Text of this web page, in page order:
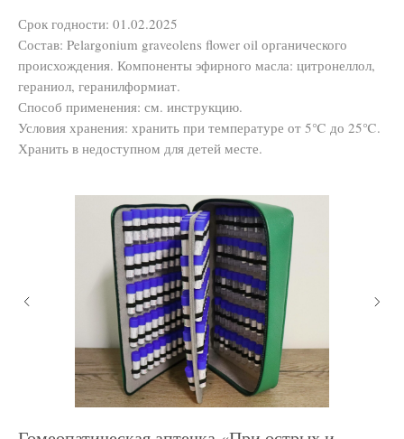
Срок годности: 01.02.2025
Состав: Pelargonium graveolens flower oil органического
происхождения. Компоненты эфирного масла: цитронеллол,
гераниол, геранилформиат.
Способ применения: см. инструкцию.
Условия хранения: хранить при температуре от 5℃ до 25℃.
Хранить в недоступном для детей месте.